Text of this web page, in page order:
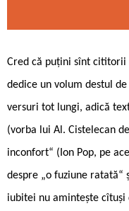
Cred că puțini sînt cititorii
dedice un volum destul
versuri tot lungi, adică
(vorba lui Al. Cistelecan
inconfort“ (Ion Pop, pe
despre „o fuziune ratată“
iubitei nu amintește cîtuși